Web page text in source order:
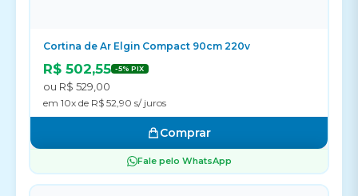
Cortina de Ar Elgin Compact 90cm 220v
R$ 502,55 -5% PIX
ou R$ 529,00
em 10x de R$ 52,90 s/ juros
Comprar
Fale pelo WhatsApp